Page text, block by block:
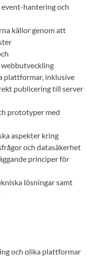
hantering och
källor genom att
plattformar, inklusive
publicering till server
prototyper med
aspekter kring
och datasäkerhet
principer för
lösningar samt
och olika plattformar